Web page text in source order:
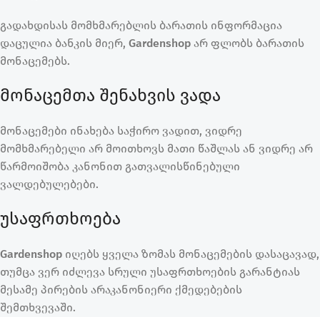
გადახდისას მომხმარებლის ბარათის ინფორმაცია
დაცულია ბანკის მიერ, Gardenshop არ ფლობს ბარათის
მონაცემებს.
მონაცემთა შენახვის ვადა
მონაცემები ინახება საჭირო ვადით, ვიდრე
მომხმარებელი არ მოითხოვს მათი წაშლას ან ვიდრე არ
წარმოიშობა კანონით გათვალისწინებული
ვალდებულებები.
უსაფრთხოება
Gardenshop იღებს ყველა ზომას მონაცემების დასაცავად,
თუმცა ვერ იძლევა სრული უსაფრთხოების გარანტიას
მესამე პირების არაკანონიერი ქმედებების
შემთხვევაში.